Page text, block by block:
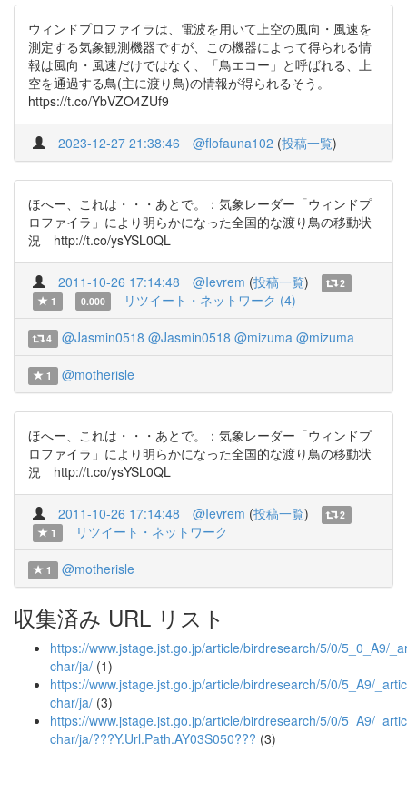
ウィンドプロファイラは、電波を用いて上空の風向・風速を
測定する気象観測機器ですが、この機器によって得られる情
報は風向・風速だけではなく、「鳥エコー」と呼ばれる、上
空を通過する鳥(主に渡り鳥)の情報が得られるそう。
https://t.co/YbVZO4ZUf9
2023-12-27 21:38:46 @flofauna102 (投稿一覧)
ほへー、これは・・・あとで。：気象レーダー「ウィンドプ
ロファイラ」により明らかになった全国的な渡り鳥の移動状
況 http://t.co/ysYSL0QL
2011-10-26 17:14:48 @Ievrem (投稿一覧)
2
1
0.000 リツイート・ネットワーク (4)
4 @Jasmin0518 @Jasmin0518 @mizuma @mizuma
1 @motherisle
ほへー、これは・・・あとで。：気象レーダー「ウィンドプ
ロファイラ」により明らかになった全国的な渡り鳥の移動状
況 http://t.co/ysYSL0QL
2011-10-26 17:14:48 @Ievrem (投稿一覧)
2
1
リツイート・ネットワーク
1 @motherisle
収集済み URL リスト
https://www.jstage.jst.go.jp/article/birdresearch/5/0/5_0_A9/
char/ja/ (1)
https://www.jstage.jst.go.jp/article/birdresearch/5/0/5_A9/
char/ja/ (3)
https://www.jstage.jst.go.jp/article/birdresearch/5/0/5_A9/
char/ja/???Y.Url.Path.AY03S050??? (3)